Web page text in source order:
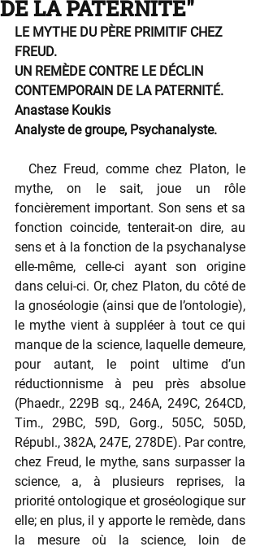
DE LA PATERNITÉ"
LE MYTHE DU PÈRE PRIMITIF CHEZ
FREUD.
UN REMÈDE CONTRE LE DÉCLIN
CONTEMPORAIN DE LA PATERNITÉ.
Anastase Koukis
Analyste de groupe, Psychanalyste.
Chez Freud, comme chez Platon, le
mythe, on le sait, joue un rôle
foncièrement important. Son sens et sa
fonction coincide, tenterait-on dire, au
sens et à la fonction de la psychanalyse
elle-même, celle-ci ayant son origine
dans celui-ci. Or, chez Platon, du côté de
la gnoséologie (ainsi que de l’ontologie),
le mythe vient à suppléer à tout ce qui
manque de la science, laquelle demeure,
pour autant, le point ultime d’un
réductionnisme à peu près absolue
(Phaedr., 229B sq., 246A, 249C, 264CD,
Tim., 29BC, 59D, Gorg., 505C, 505D,
Républ., 382A, 247E, 278DE). Par contre,
chez Freud, le mythe, sans surpasser la
science, a, à plusieurs reprises, la
priorité ontologique et groséologique sur
elle; en plus, il y apporte le remède, dans
la mesure où la science, loin de